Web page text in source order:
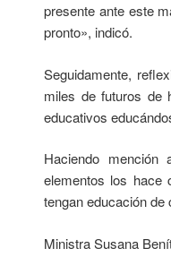
presente ante este
pronto», indicó.
Seguidamente,
miles de futuros de
educativos
Haciendo mención
elementos los hace
tengan educación de
Ministra Susana